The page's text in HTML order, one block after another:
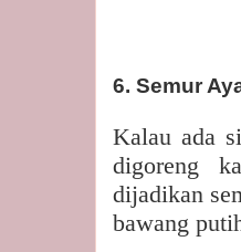
6. Semur
Kalau ada
digoreng
dijadikan
bawang